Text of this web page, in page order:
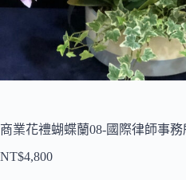
商業花禮蝴蝶蘭08-國際律師事
NT$4,800